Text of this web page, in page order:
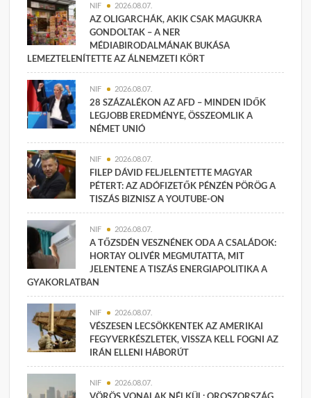
NIF 2026.08.07.
AZ OLIGARCHÁK, AKIK CSAK MAGUKRA
GONDOLTAK – A NER
MÉDIABIRODALMÁNAK BUKÁSA
LEMEZTELENÍTETTE AZ ÁLNEMZETI KÖRT
NIF 2026.08.07.
28 SZÁZALÉKON AZ AFD – MINDEN IDŐK
LEGJOBB EREDMÉNYE, ÖSSZEOMLIK A
NÉMET UNIÓ
NIF 2026.08.07.
FILEP DÁVID FELJELENTETTE MAGYAR
PÉTERT: AZ ADÓFIZETŐK PÉNZÉN PÖRÖG A
TISZÁS BIZNISZ A YOUTUBE-ON
NIF 2026.08.07.
A TŐZSDÉN VESZNÉNEK ODA A CSALÁDOK:
HORTAY OLIVÉR MEGMUTATTA, MIT
JELENTENE A TISZÁS ENERGIAPOLITIKA A
GYAKORLATBAN
NIF 2026.08.07.
VÉSZESEN LECSÖKKENTEK AZ AMERIKAI
FEGYVERKÉSZLETEK, VISSZA KELL FOGNI AZ
IRÁN ELLENI HÁBORÚT
NIF 2026.08.07.